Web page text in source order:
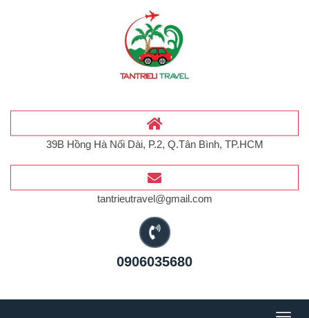
39B Hồng Hà Nối Dài, P.2, Q.Tân Bình, TP.HCM
tantrieutravel@gmail.com
0906035680